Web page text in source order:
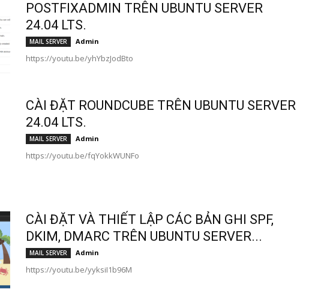
POSTFIXADMIN TRÊN UBUNTU SERVER
24.04 LTS.
MAIL SERVER Admin
https://youtu.be/yhYbzJodBto
CÀI ĐẶT ROUNDCUBE TRÊN UBUNTU SERVER
24.04 LTS.
MAIL SERVER Admin
https://youtu.be/fqYokkWUNFo
CÀI ĐẶT VÀ THIẾT LẬP CÁC BẢN GHI SPF,
DKIM, DMARC TRÊN UBUNTU SERVER...
MAIL SERVER Admin
https://youtu.be/yyksiI1b96M